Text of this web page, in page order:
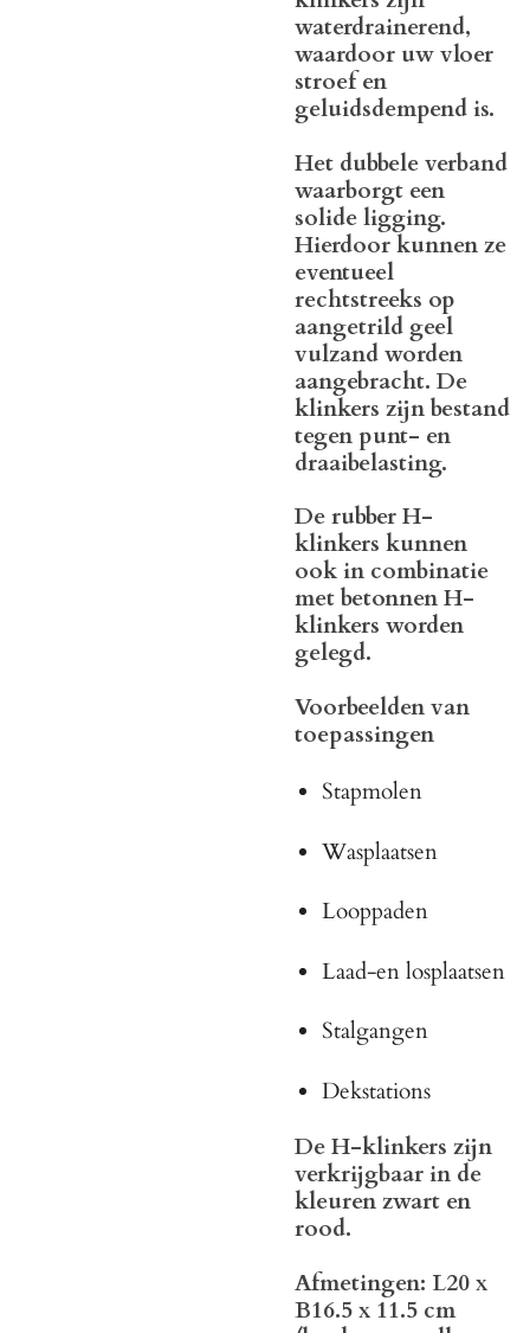
waterdrainerend,
waardoor uw vloer
stroef en
geluidsdempend is.
Het dubbele verband
waarborgt een
solide ligging.
Hierdoor kunnen ze
eventueel
rechtstreeks op
aangetrild geel
vulzand worden
aangebracht. De
klinkers zijn bestand
tegen punt- en
draaibelasting.
De rubber H-
klinkers kunnen
ook in combinatie
met betonnen H-
klinkers worden
gelegd.
Voorbeelden van
toepassingen
Stapmolen
Wasplaatsen
Looppaden
Laad-en losplaatsen
Stalgangen
Dekstations
De H-klinkers zijn
verkrijgbaar in de
kleuren zwart en
rood.
Afmetingen: L20 x
B16.5 x 11.5 cm